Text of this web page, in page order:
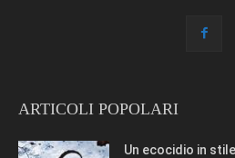
ARTICOLI POPOLARI
Un ecocidio in